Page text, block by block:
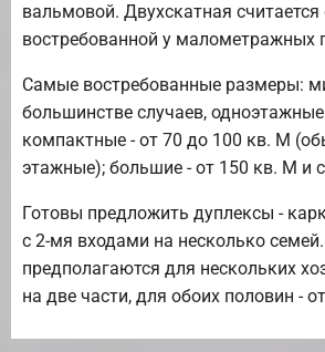
вальмовой. Двухскатная
востребованной у малометражных
Самые востребованные размеры:
большинстве случаев,
компактные - от 70 до 100 кв. М
этажные); большие - от 150 кв. М и
Готовы предложить дуплексы -
с 2-мя входами на несколько
предполагаются для нескольких
на две части, для обоих половин -